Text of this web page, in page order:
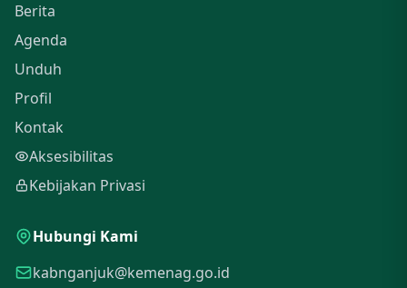
Berita
Agenda
Unduh
Profil
Kontak
Aksesibilitas
Kebijakan Privasi
Hubungi Kami
kabnganjuk@kemenag.go.id